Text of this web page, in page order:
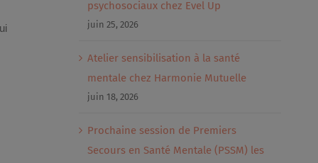
psychosociaux chez Evel Up
juin 25, 2026
Atelier sensibilisation à la santé
mentale chez Harmonie Mutuelle
juin 18, 2026
Prochaine session de Premiers
Secours en Santé Mentale (PSSM) les